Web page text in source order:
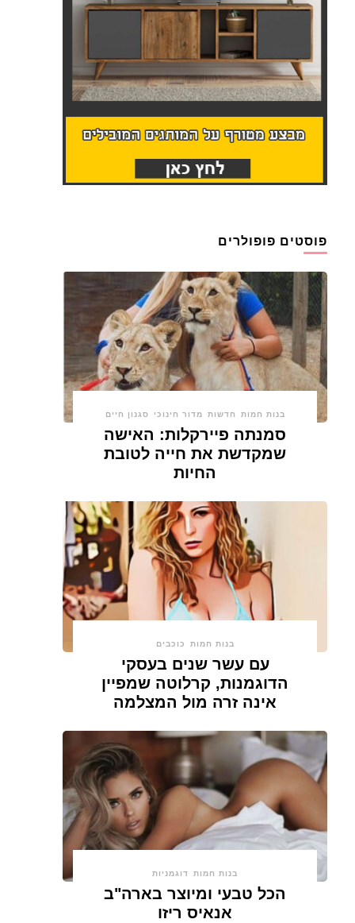
פוסטים פופולרים
בנות חמות חדשות מדור חינוכי סגנון חיים
סמנתה פיירקלות: האישה
שמקדשת את חייה לטובת
החיות
בנות חמות כוכבים
עם עשר שנים בעסקי
הדוגמנות, קרלוטה שמפיין
אינה זרה מול המצלמה
בנות חמות דוגמניות
הכל טבעי ומיוצר בארה"ב
אנאיס ריזו